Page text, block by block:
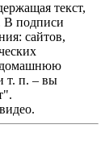
текст,
В подписи
сайтов,
домашнюю
т. п. – вы